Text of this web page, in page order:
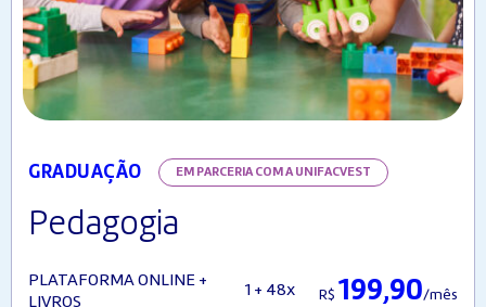
GRADUAÇÃO EM PARCERIA COM A UNIFACVEST
Pedagogia
PLATAFORMA ONLINE +
LIVROS
1 + 48x R$ 199,90/mês